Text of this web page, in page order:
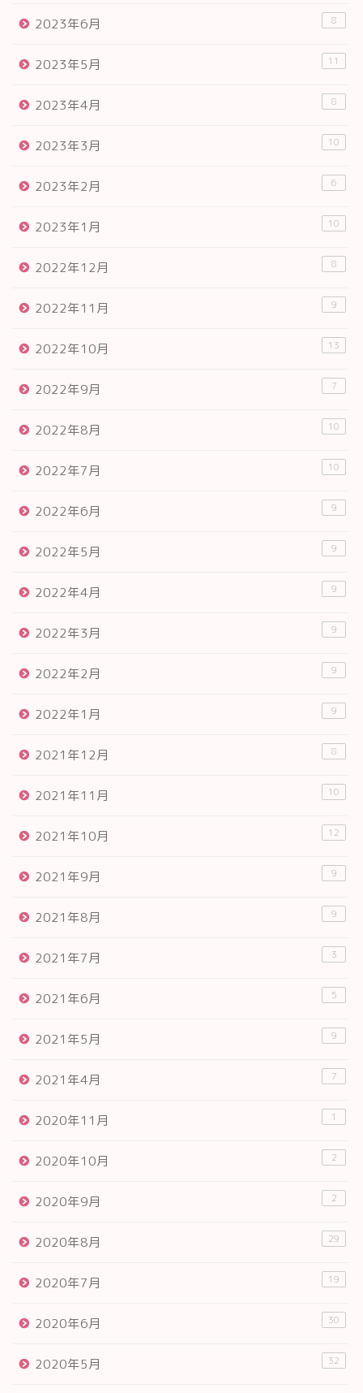
2023年6月 8
2023年5月 11
2023年4月 8
2023年3月 10
2023年2月 6
2023年1月 10
2022年12月 8
2022年11月 9
2022年10月 13
2022年9月 7
2022年8月 10
2022年7月 10
2022年6月 9
2022年5月 9
2022年4月 9
2022年3月 9
2022年2月 9
2022年1月 9
2021年12月 8
2021年11月 10
2021年10月 12
2021年9月 9
2021年8月 9
2021年7月 3
2021年6月 5
2021年5月 9
2021年4月 7
2020年11月 1
2020年10月 2
2020年9月 2
2020年8月 29
2020年7月 19
2020年6月 30
2020年5月 32